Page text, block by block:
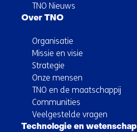
TNO Nieuws
Over TNO
Organisatie
Missie en visie
Strategie
Onze mensen
TNO en de maatschappij
Communities
Veelgestelde vragen
Technologie en wetenschap